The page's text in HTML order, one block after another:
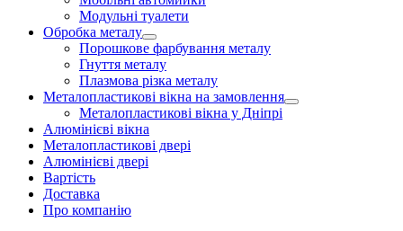
Модульні туалети
Обробка металу
Порошкове фарбування металу
Гнуття металу
Плазмова різка металу
Металопластикові вікна на замовлення
Металопластикові вікна у Дніпрі
Алюмінієві вікна
Металопластикові двері
Алюмінієві двері
Вартість
Доставка
Про компанію